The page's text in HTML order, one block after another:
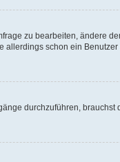
zu bearbeiten, ändere
schon ein
durchzuführen,